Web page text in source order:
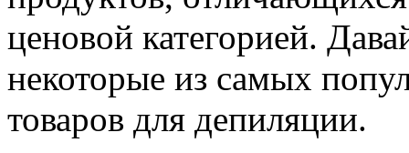
ценовой категорией.
некоторые из самых
товаров для депиляции.